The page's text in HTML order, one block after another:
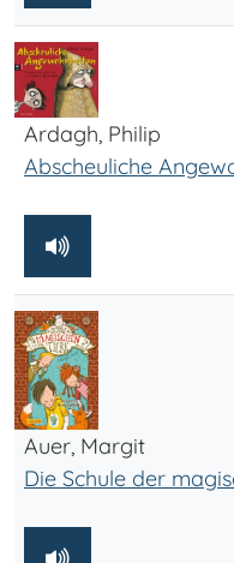
Ardagh, Philip
Abscheuliche
Auer, Margit
Die Schule der